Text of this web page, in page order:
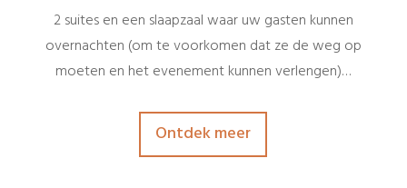
2 suites en een slaapzaal waar uw gasten kunnen
overnachten (om te voorkomen dat ze de weg op
moeten en het evenement kunnen verlengen)…
Ontdek meer